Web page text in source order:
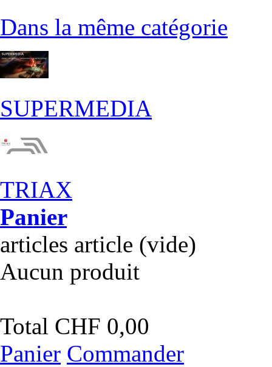
Dans la même catégorie
SUPERMEDIA
TRIAX
Panier
articles article (vide)
Aucun produit
Total CHF 0,00
Panier Commander